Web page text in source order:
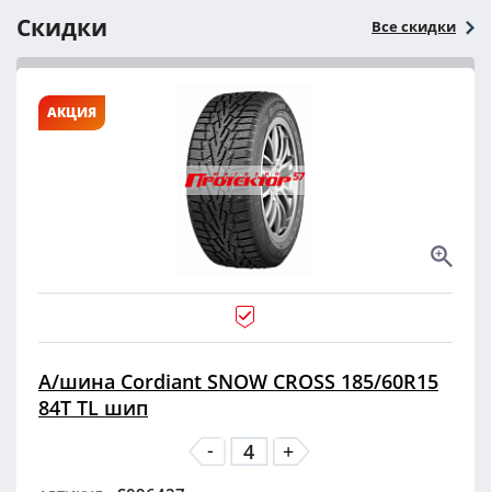
Скидки Все скидки
АКЦИЯ
А/шина Cordiant SNOW CROSS 185/60R15
84T TL шип
-
+